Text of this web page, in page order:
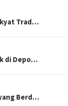
Trad…
di Depo…
Berd…